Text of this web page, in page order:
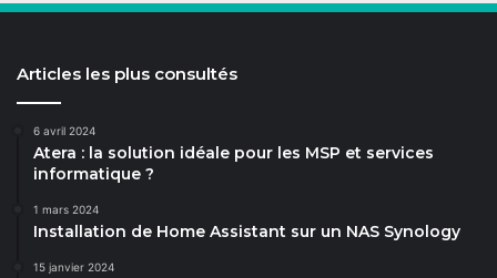
Articles les plus consultés
6 avril 2024
Atera : la solution idéale pour les MSP et services
informatique ?
1 mars 2024
Installation de Home Assistant sur un NAS Synology
15 janvier 2024